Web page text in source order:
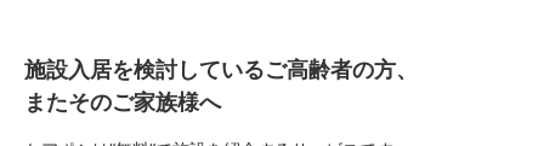
施設入居を検討しているご高齢者の方、
またそのご家族様へ